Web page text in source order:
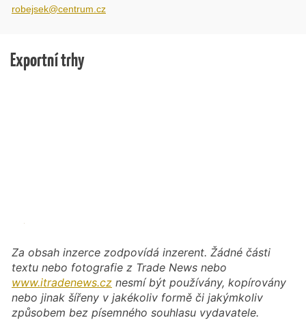
robejsek@centrum.cz
Exportní trhy
Za obsah inzerce zodpovídá inzerent. Žádné části
textu nebo fotografie z Trade News nebo
www.itradenews.cz nesmí být používány, kopírovány
nebo jinak šířeny v jakékoliv formě či jakýmkoliv
způsobem bez písemného souhlasu vydavatele.